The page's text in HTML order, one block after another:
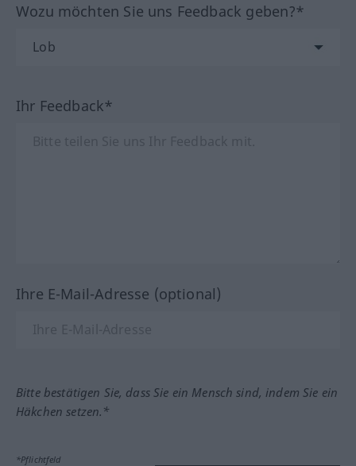
Wozu möchten Sie uns Feedback geben?*
Ihr Feedback*
Ihre E-Mail-Adresse (optional)
Bitte bestätigen Sie, dass Sie ein Mensch sind, indem Sie ein
Häkchen setzen.*
*Pflichtfeld